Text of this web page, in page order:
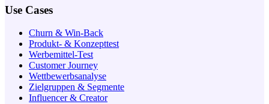
Use Cases
Churn & Win-Back
Produkt- & Konzepttest
Werbemittel-Test
Customer Journey
Wettbewerbsanalyse
Zielgruppen & Segmente
Influencer & Creator